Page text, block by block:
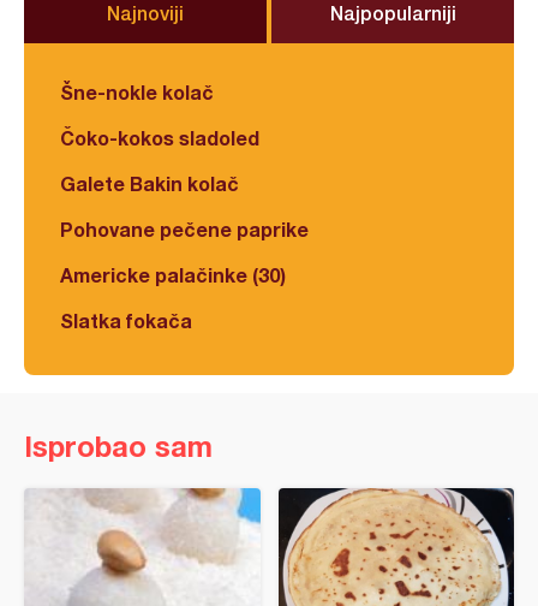
Najnoviji Najpopularniji
Šne-nokle kolač
Čoko-kokos sladoled
Galete Bakin kolač
Pohovane pečene paprike
Americke palačinke (30)
Slatka fokača
Isprobao sam